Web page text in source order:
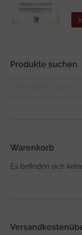
Produkte suchen
Warenkorb
Es befinden sich